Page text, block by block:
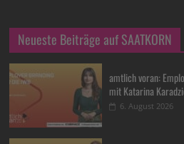
Neueste Beiträge auf SAATKORN
amtlich voran:
mit Katarina
6. August 2026